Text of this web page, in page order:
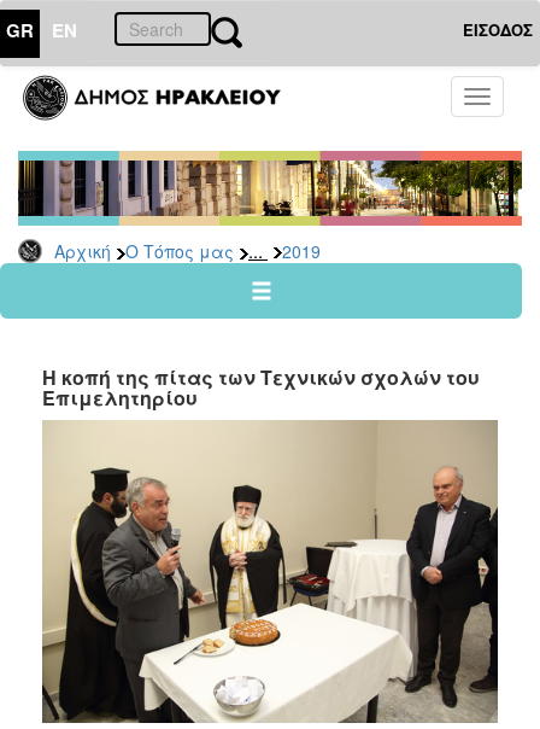
GR EN ΕΙΣΟΔΟΣ
Toggle
Αρχική Ο Τόπος μας ... 2019
ΤΟΠΟΣ
ΜΑΣ
Ανακοινώσεις
Αρχείο
2026
2024
2022
2021
2020
2019
2018
2017
2016
2015
2012
2011
Η κοπή της πίτας των Τεχνικών σχολών του
Επιμελητηρίου